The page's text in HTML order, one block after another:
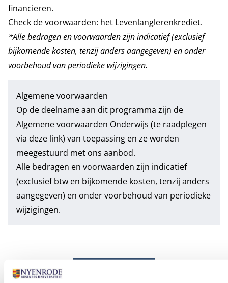
financieren.
Check de voorwaarden: het Levenlanglerenkrediet.
*Alle bedragen en voorwaarden zijn indicatief (exclusief
bijkomende kosten, tenzij anders aangegeven) en onder
voorbehoud van periodieke wijzigingen.
Algemene voorwaarden
Op de deelname aan dit programma zijn de
Algemene voorwaarden Onderwijs (te raadplegen
via deze link) van toepassing en ze worden
meegestuurd met ons aanbod.
Alle bedragen en voorwaarden zijn indicatief
(exclusief btw en bijkomende kosten, tenzij anders
aangegeven) en onder voorbehoud van periodieke
wijzigingen.